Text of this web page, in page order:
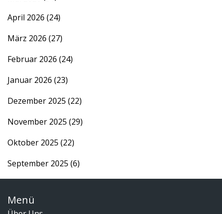
April 2026 (24)
März 2026 (27)
Februar 2026 (24)
Januar 2026 (23)
Dezember 2025 (22)
November 2025 (29)
Oktober 2025 (22)
September 2025 (6)
Menü